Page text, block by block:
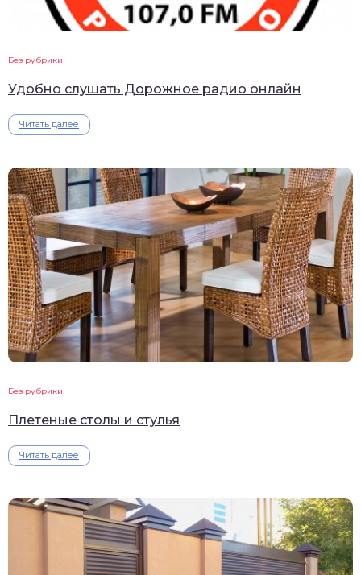
Без рубрики
Удобно слушать Дорожное радио онлайн
Читать далее
Без рубрики
Плетеные столы и стулья
Читать далее